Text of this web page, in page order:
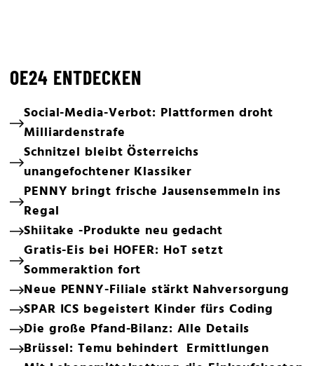
OE24 ENTDECKEN
Social-Media-Verbot: Plattformen droht
Milliardenstrafe
Schnitzel bleibt Österreichs
unangefochtener Klassiker
PENNY bringt frische Jausensemmeln ins
Regal
Shiitake -Produkte neu gedacht
Gratis-Eis bei HOFER: HoT setzt
Sommeraktion fort
Neue PENNY-Filiale stärkt Nahversorgung
SPAR ICS begeistert Kinder fürs Coding
Die große Pfand-Bilanz: Alle Details
Brüssel: Temu behindert Ermittlungen